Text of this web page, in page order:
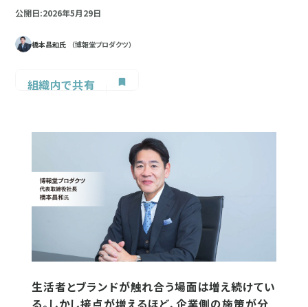
公開日:2026年5月29日
橋本昌和氏 （博報堂プロダクツ）
組織内で共有
生活者とブランドが触れ合う場面は増え続けてい